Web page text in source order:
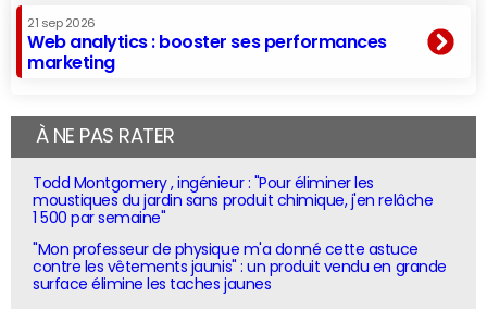
21 sep 2026
Web analytics : booster ses performances
marketing
À NE PAS RATER
Todd Montgomery , ingénieur : "Pour éliminer les
moustiques du jardin sans produit chimique, j'en relâche
1 500 par semaine"
"Mon professeur de physique m'a donné cette astuce
contre les vêtements jaunis" : un produit vendu en grande
surface élimine les taches jaunes